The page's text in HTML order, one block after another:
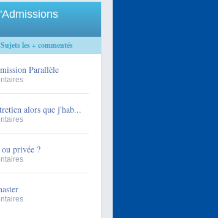
Sujets les + commentés
Parallèle
alors que j'hab...
privée ?